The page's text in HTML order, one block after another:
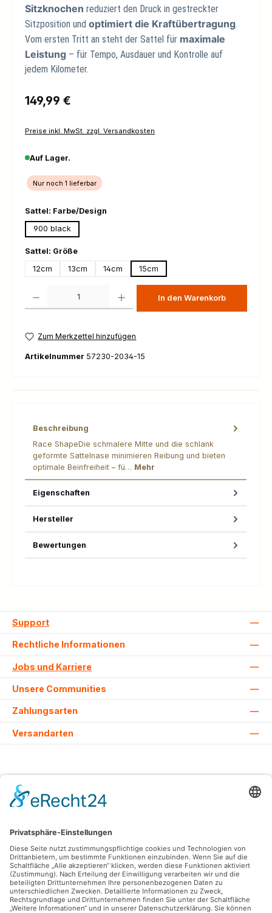
Sitzknochen reduziert den Druck in gestreckter
Sitzposition und optimiert die Kraftübertragung.
Vom ersten Tritt an steht der Sattel für maximale
Leistung – für Tempo, Ausdauer und Kontrolle auf
jedem Kilometer.
Regulärer Preis:
149,99 €
Preise inkl. MwSt. zzgl. Versandkosten
Auf Lager.
Nur noch 1 lieferbar
Sattel: Farbe/Design
900 black
Sattel: Größeauswählen
12cm
13cm 14cm 15cm
In den Warenkorb
Zum Merkzettel hinzufügen
Artikelnummer 57230-2034-15
Beschreibung
Race ShapeDie schmalere Mitte und die schlank
geformte Sattelnase minimieren Reibung und bieten
optimale Beinfreiheit – fü… Mehr
Eigenschaften
Hersteller
Bewertungen
Support
Rechtliche Informationen
Jobs und Karriere
Unsere Communities
Zahlungsarten
Versandarten
Alle Preise inkl. gesetzl. Mehrwertsteuer zzgl.
und ggf.
Nachnahmegebühren, wenn nicht anders angegeben.
© 2026 Lovehurts Bikes - Alle Rechte vorbehalten. Theme by